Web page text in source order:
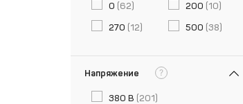
0 (62) 200 (10)
270 (12) 500 (38)
Напряжение ?
380 В (201)